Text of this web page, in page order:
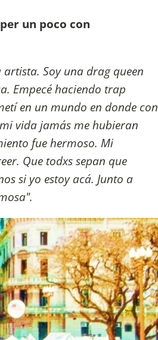
un poco con
Soy una drag queen
Empecé haciendo trap
en un mundo en donde con
vida jamás me hubieran
fue hermoso. Mi
Que todxs sepan que
si yo estoy acá. Junto a